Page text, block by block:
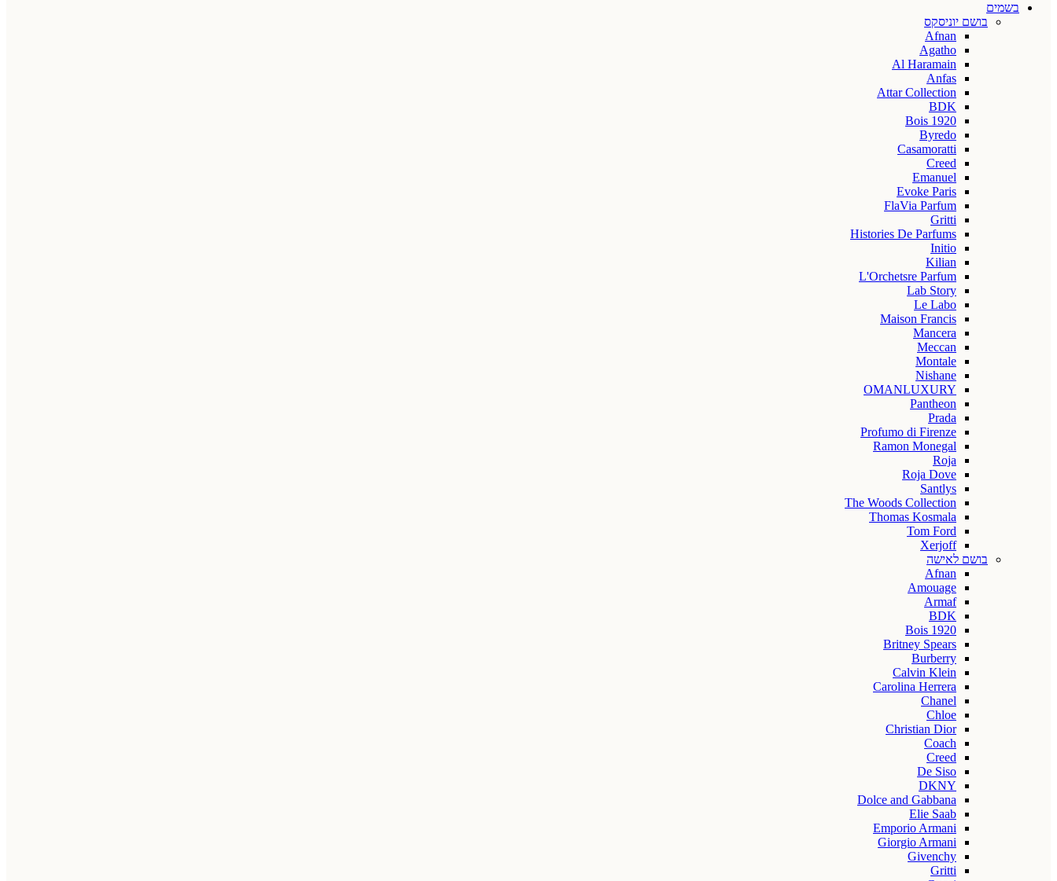
בשמים
בושם יוניסקס
Afnan
Agatho
Al Haramain
Anfas
Attar Collection
BDK
Bois 1920
Byredo
Casamoratti
Creed
Emanuel
Evoke Paris
FlaVia Parfum
Gritti
Histories De Parfums
Initio
Kilian
L'Orchetsre Parfum
Lab Story
Le Labo
Maison Francis
Mancera
Meccan
Montale
Nishane
OMANLUXURY
Pantheon
Prada
Profumo di Firenze
Ramon Monegal
Roja
Roja Dove
Santlys
The Woods Collection
Thomas Kosmala
Tom Ford
Xerjoff
בושם לאישה
Afnan
Amouage
Armaf
BDK
Bois 1920
Britney Spears
Burberry
Calvin Klein
Carolina Herrera
Chanel
Chloe
Christian Dior
Coach
Creed
De Siso
DKNY
Dolce and Gabbana
Elie Saab
Emporio Armani
Giorgio Armani
Givenchy
Gritti